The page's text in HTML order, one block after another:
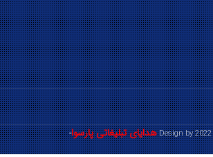
2022 Design by هدایای تبلیغاتی پارسوا-